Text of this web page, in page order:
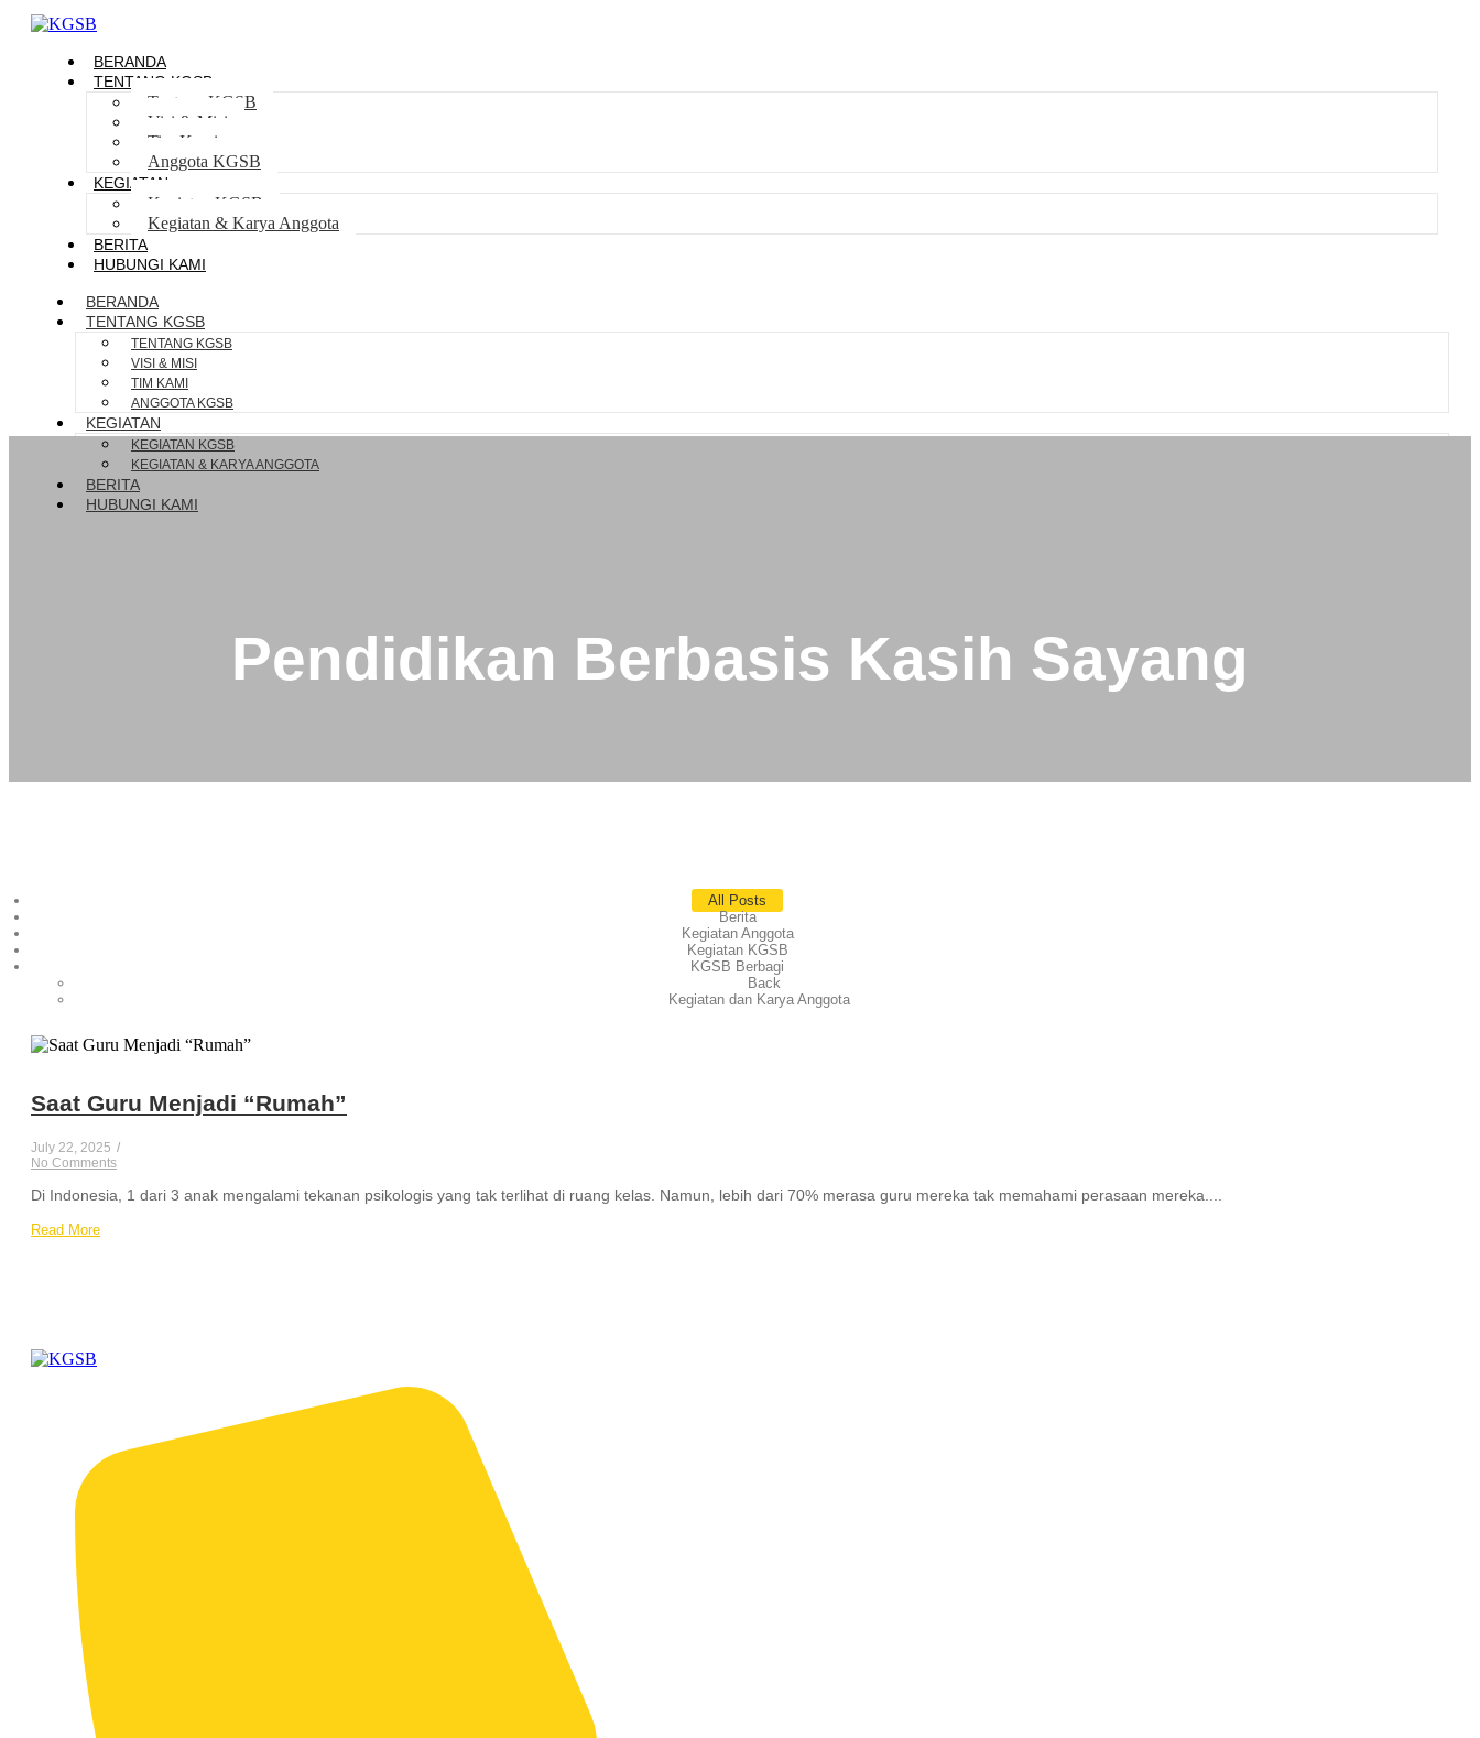
BERANDA
TENTANG KGSB
Tentang KGSB
Visi & Misi
Tim Kami
Anggota KGSB
KEGIATAN
Kegiatan KGSB
Kegiatan & Karya Anggota
BERITA
HUBUNGI KAMI
BERANDA
TENTANG KGSB
TENTANG KGSB
VISI & MISI
TIM KAMI
ANGGOTA KGSB
KEGIATAN
KEGIATAN KGSB
KEGIATAN & KARYA ANGGOTA
BERITA
HUBUNGI KAMI
Pendidikan Berbasis Kasih Sayang
All Posts
Berita
Kegiatan Anggota
Kegiatan KGSB
KGSB Berbagi
Back
Kegiatan dan Karya Anggota
Saat Guru Menjadi “Rumah”
July 22, 2025 /
No Comments
Di Indonesia, 1 dari 3 anak mengalami tekanan psikologis yang tak terlihat di ruang kelas. Namun, lebih dari 70% merasa guru mereka tak memahami perasaan mereka....
Read More